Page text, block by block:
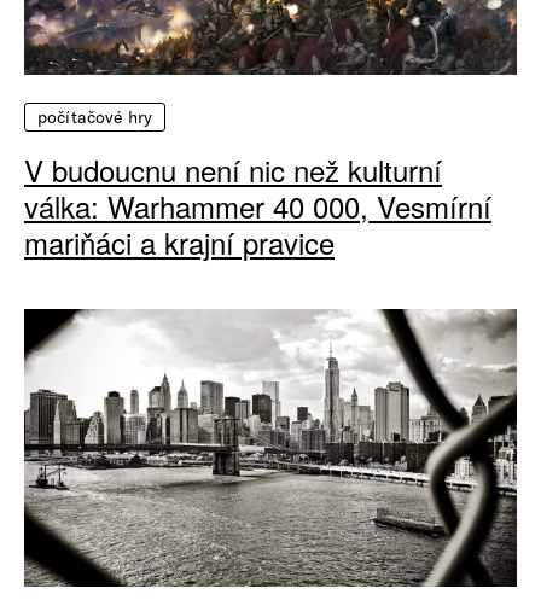
počítačové hry
V budoucnu není nic než kulturní
válka: Warhammer 40 000, Vesmírní
mariňáci a krajní pravice